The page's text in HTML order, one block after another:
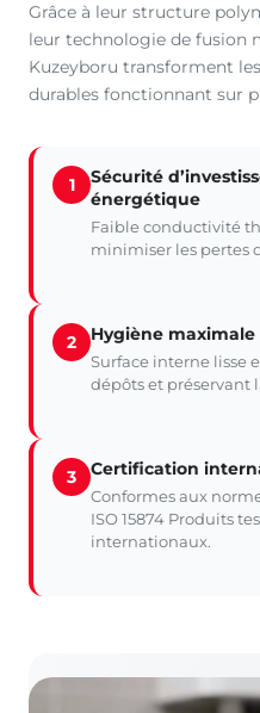
Grâce à leur structure
leur technologie de fusion
Kuzeyboru transforment
durables fonctionnant sur
1
Sécurité
énergétique
Faible conductivité
minimiser les pertes
2 Hygiène
Surface interne lisse
dépôts et préservant
3 Certification
Conformes aux
ISO 15874 Produits
internationaux.